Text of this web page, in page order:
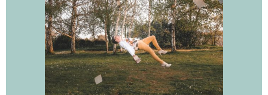
L’esprit représente notre énergie intérieure, nos émotions
et nos valeurs. L’alignement de l’esprit nous permet de
vivre en accord avec nos croyances et d’agir avec
authenticité. C’est dans cet alignement que naît la paix
intérieure, favorisant un épanouissement durable.